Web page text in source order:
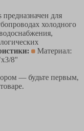
для
холодного
Материал:
8"
— будьте первым,